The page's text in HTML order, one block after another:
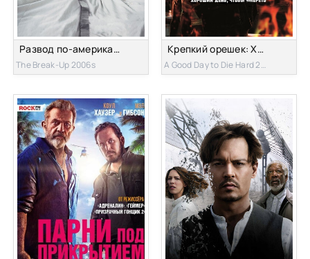
Развод по-американски
The Break-Up 2006s
Крепкий орешек: Хороший день, чтобы умереть
A Good Day to Die Hard 2013s